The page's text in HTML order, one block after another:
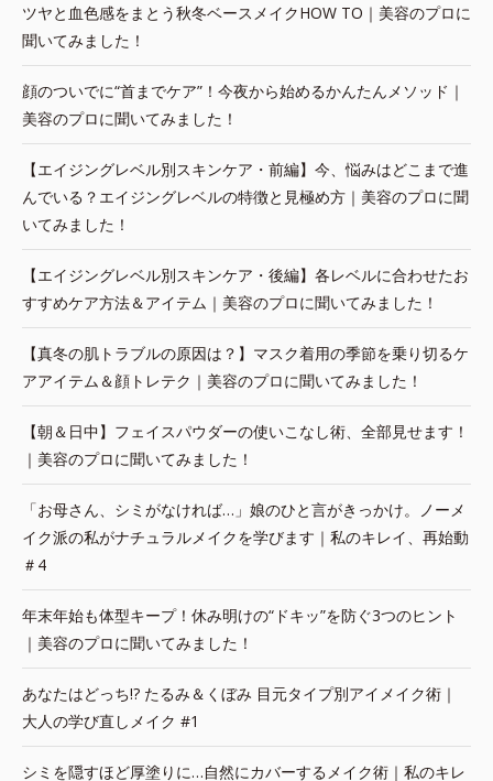
ツヤと血色感をまとう秋冬ベースメイクHOW TO｜美容のプロに
聞いてみました！
顔のついでに“首までケア”！今夜から始めるかんたんメソッド｜
美容のプロに聞いてみました！
【エイジングレベル別スキンケア・前編】今、悩みはどこまで進
んでいる？エイジングレベルの特徴と見極め方｜美容のプロに聞
いてみました！
【エイジングレベル別スキンケア・後編】各レベルに合わせたお
すすめケア方法＆アイテム｜美容のプロに聞いてみました！
【真冬の肌トラブルの原因は？】マスク着用の季節を乗り切るケ
アアイテム＆顔トレテク｜美容のプロに聞いてみました！
【朝＆日中】フェイスパウダーの使いこなし術、全部見せます！
｜美容のプロに聞いてみました！
「お母さん、シミがなければ…」娘のひと言がきっかけ。ノーメ
イク派の私がナチュラルメイクを学びます｜私のキレイ、再始動
＃4
年末年始も体型キープ！休み明けの“ドキッ”を防ぐ3つのヒント
｜美容のプロに聞いてみました！
あなたはどっち!? たるみ＆くぼみ 目元タイプ別アイメイク術｜
大人の学び直しメイク #1
シミを隠すほど厚塗りに…自然にカバーするメイク術｜私のキレ